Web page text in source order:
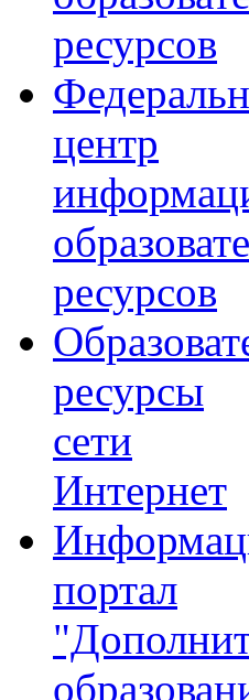
ресурсов
центр
ресурсов
ресурсы
сети
Интернет
портал